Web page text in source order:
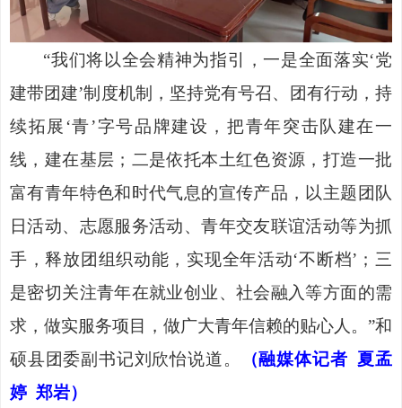
“我们将以全会精神为指引，一是全面落实‘党
建带团建’制度机制，坚持党有号召、团有行动，持
续拓展‘青’字号品牌建设，把青年突击队建在一
线，建在基层；二是依托本土红色资源，打造一批
富有青年特色和时代气息的宣传产品，以主题团队
日活动、志愿服务活动、青年交友联谊活动等为抓
手，释放团组织动能，实现全年活动‘不断档’；三
是密切关注青年在就业创业、社会融入等方面的需
求，做实服务项目，做广大青年信赖的贴心人。”和
硕县团委副书记刘欣怡说道。
（融媒体记者 夏孟
婷 郑岩）